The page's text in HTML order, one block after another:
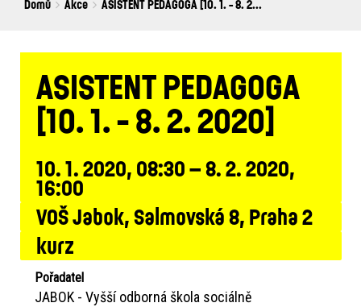
Breadcrumbs
You
Domů Akce ASISTENT PEDAGOGA [10. 1. - 8. 2...
ASISTENT PEDAGOGA
[10. 1. - 8. 2. 2020]
10. 1. 2020, 08:30 – 8. 2. 2020,
16:00
VOŠ Jabok, Salmovská 8, Praha 2
kurz
Pořadatel
JABOK - Vyšší odborná škola sociálně